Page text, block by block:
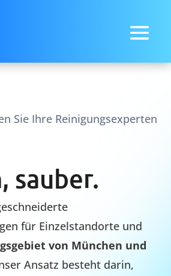
Sie Ihre Reinigungsexperten
sauber.
für Einzelstandorte und
von München und
Ansatz besteht darin,